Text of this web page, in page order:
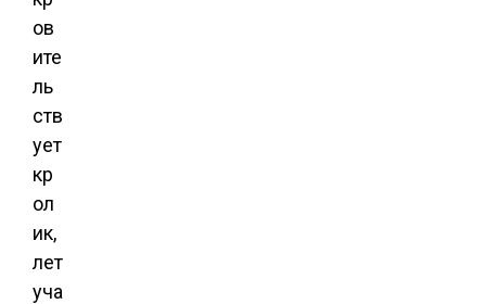
ов
ите
ль
ств
ует
кр
ол
ик,
лет
уча